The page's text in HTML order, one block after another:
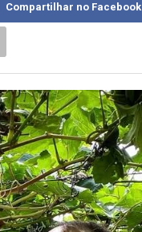
Compartilhar no Facebook